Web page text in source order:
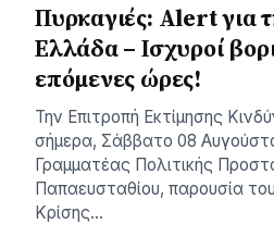
Πυρκαγιές: Alert για
Ελλάδα – Ισχυροί
επόμενες ώρες!
Την Επιτροπή Εκτίμησης
σήμερα, Σάββατο 08
Γραμματέας Πολιτικής
Παπαευσταθίου, παρουσία
Κρίσης…